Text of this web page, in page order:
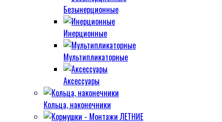
Безынерционные
Инерционные
Мультипликаторные
Аксессуары
Кольца, наконечники